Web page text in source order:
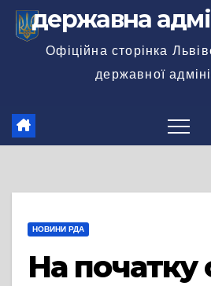
державна
Офіційна сторінка
державної
НОВИНИ РДА
На початку